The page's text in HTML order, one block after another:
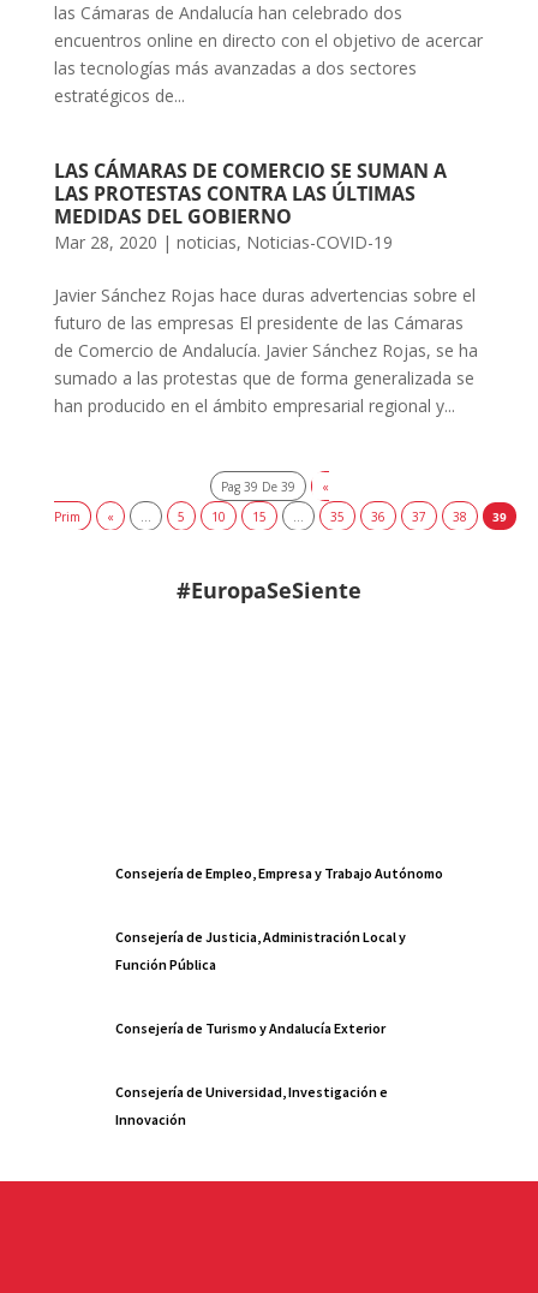
las Cámaras de Andalucía han celebrado dos
encuentros online en directo con el objetivo de acercar
las tecnologías más avanzadas a dos sectores
estratégicos de...
LAS CÁMARAS DE COMERCIO SE SUMAN A
LAS PROTESTAS CONTRA LAS ÚLTIMAS
MEDIDAS DEL GOBIERNO
Mar 28, 2020 | noticias, Noticias-COVID-19
Javier Sánchez Rojas hace duras advertencias sobre el
futuro de las empresas El presidente de las Cámaras
de Comercio de Andalucía. Javier Sánchez Rojas, se ha
sumado a las protestas que de forma generalizada se
han producido en el ámbito empresarial regional y...
Pag 39 De 39
«
Prim
« 5 10 15 35 36 37 38 39
#EuropaSeSiente
Consejería de Empleo, Empresa y Trabajo Autónomo
Consejería de Justicia, Administración Local y
Función Pública
Consejería de Turismo y Andalucía Exterior
Consejería de Universidad, Investigación e
Innovación